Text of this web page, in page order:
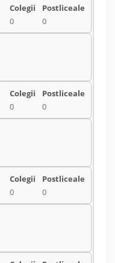
0 0
0 0
0 0